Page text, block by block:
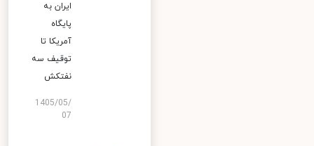
ایران به
پایگاه
آمریکا تا
توقیف سه
نفتکش
1405/05/
07